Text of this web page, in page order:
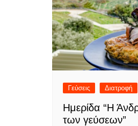
Γεύσεις Διατροφή
Ημερίδα “Η
των γεύσεων”